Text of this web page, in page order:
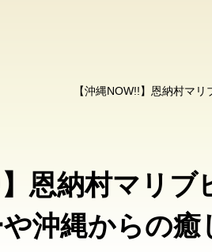
【沖縄NOW!!】恩納村マ
】恩納村マリ
沖縄からの癒